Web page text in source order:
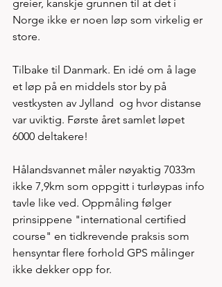
greier, kanskje grunnen til at det i
Norge ikke er noen løp som virkelig er
store.
Tilbake til Danmark. En idé om å lage
et løp på en middels stor by på
vestkysten av Jylland  og hvor distanse
var uviktig. Første året samlet løpet
6000 deltakere!
Hålandsvannet måler nøyaktig 7033m
ikke 7,9km som oppgitt i turløypas info
tavle like ved. Oppmåling følger
prinsippene "international certified
course" en tidkrevende praksis som
hensyntar flere forhold GPS målinger
ikke dekker opp for.